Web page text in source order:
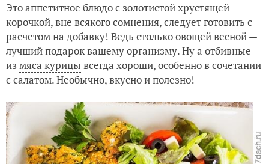
Это аппетитное блюдо с золотистой хрустящей
корочкой, вне всякого сомнения, следует готовить с
расчетом на добавку! Ведь столько овощей весной —
лучший подарок вашему организму. Ну а отбивные
из мяса курицы всегда хороши, особенно в сочетании
с салатом. Необычно, вкусно и полезно!